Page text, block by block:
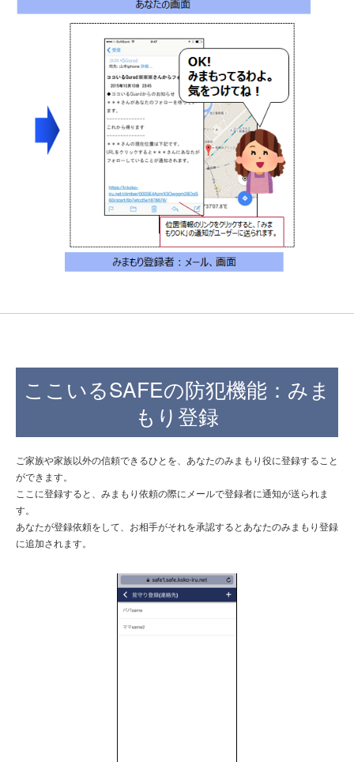
ここいるSAFEの防犯機能：みま
もり登録
ご家族や家族以外の信頼できるひとを、あなたのみまもり役に登録すること
ができます。
ここに登録すると、みまもり依頼の際にメールで登録者に通知が送られま
す。
あなたが登録依頼をして、お相手がそれを承認するとあなたのみまもり登録
に追加されます。